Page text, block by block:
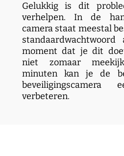
Gelukkig is dit
verhelpen. In de
camera staat meestal
moment dat je dit
niet zomaar
minuten kan je de
beveiligingscamera
verbeteren.